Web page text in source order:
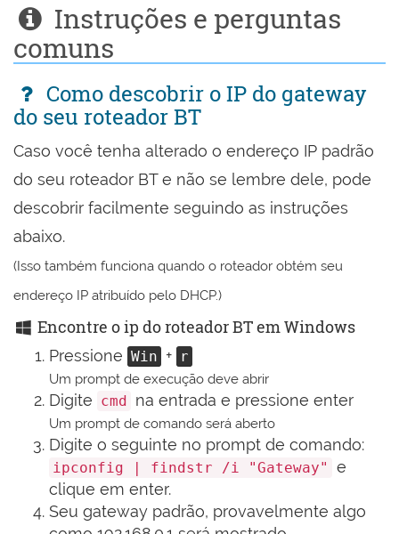
Instruções e perguntas
comuns
Como descobrir o IP do gateway
do seu roteador BT
Caso você tenha alterado o endereço IP padrão
do seu roteador BT e não se lembre dele, pode
descobrir facilmente seguindo as instruções
abaixo.
(Isso também funciona quando o roteador obtém seu
endereço IP atribuído pelo DHCP.)
Encontre o ip do roteador BT em Windows
Pressione Win + r
Um prompt de execução deve abrir
Digite cmd na entrada e pressione enter
Um prompt de comando será aberto
Digite o seguinte no prompt de comando:
ipconfig | findstr /i "Gateway"
e
clique em enter.
Seu gateway padrão, provavelmente algo